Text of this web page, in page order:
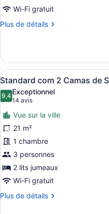
Standard
com
Cama
Wi-Fi gratuit
Plus de détails
Plus
Standard
com
Cama
Casal
Afficher
toutes
les
photos
pour
ce
type
de
chambre :
Standard
com
2
4
Standard com 2 Camas de
9,49,4 sur 10
Exceptionnel
14 avis
(14 avis)
Vue sur la ville
21 m²
1 chambre
3 personnes
2 lits jumeaux
Wi-Fi gratuit
Plus de détails
Plus